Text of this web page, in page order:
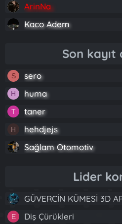
ArinNa
Kaco Adem
Son kayıt
S sero
H huma
T taner
H hehdjejs
Sağlam Otomotiv
Lider
GÜVERCİN KÜMESİ 3D
E Diş Çürükleri